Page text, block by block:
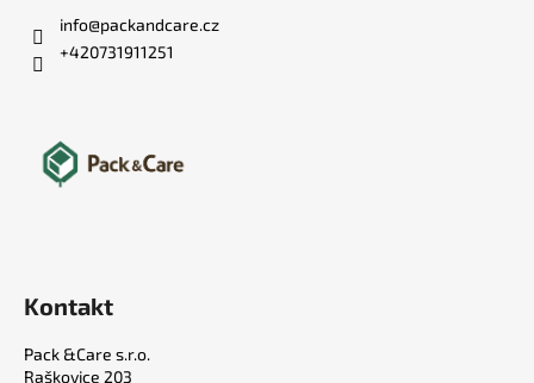
info@packandcare.cz
+420731911251
Kontakt
Pack &Care s.r.o.
Raškovice 203